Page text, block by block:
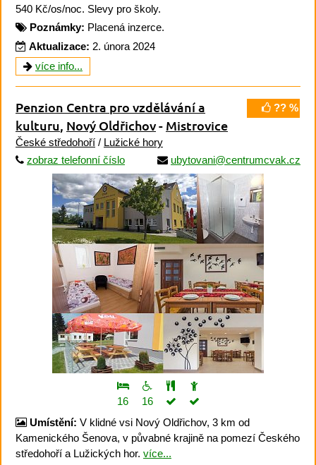
540 Kč/os/noc. Slevy pro školy.
Poznámky: Placená inzerce.
Aktualizace: 2. února 2024
více info...
?? %
Penzion Centra pro vzdělávání a
kulturu, Nový Oldřichov- Mistrovice
České středohoří / Lužické hory
zobraz telefonní číslo
ubytovani@centrumcvak.cz
16
16
Umístění: V klidné vsi Nový Oldřichov, 3 km od
Kamenického Šenova, v půvabné krajině na pomezí Českého
středohoří a Lužických hor. více...